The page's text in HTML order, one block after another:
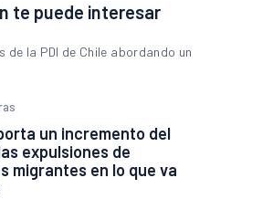
te puede interesar
un incremento del
expulsiones de
migrantes en lo que va